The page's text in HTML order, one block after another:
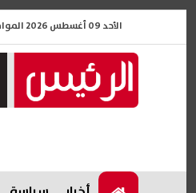
الأحد 09 أغسطس 2026 الموافق 26 صفر 1448